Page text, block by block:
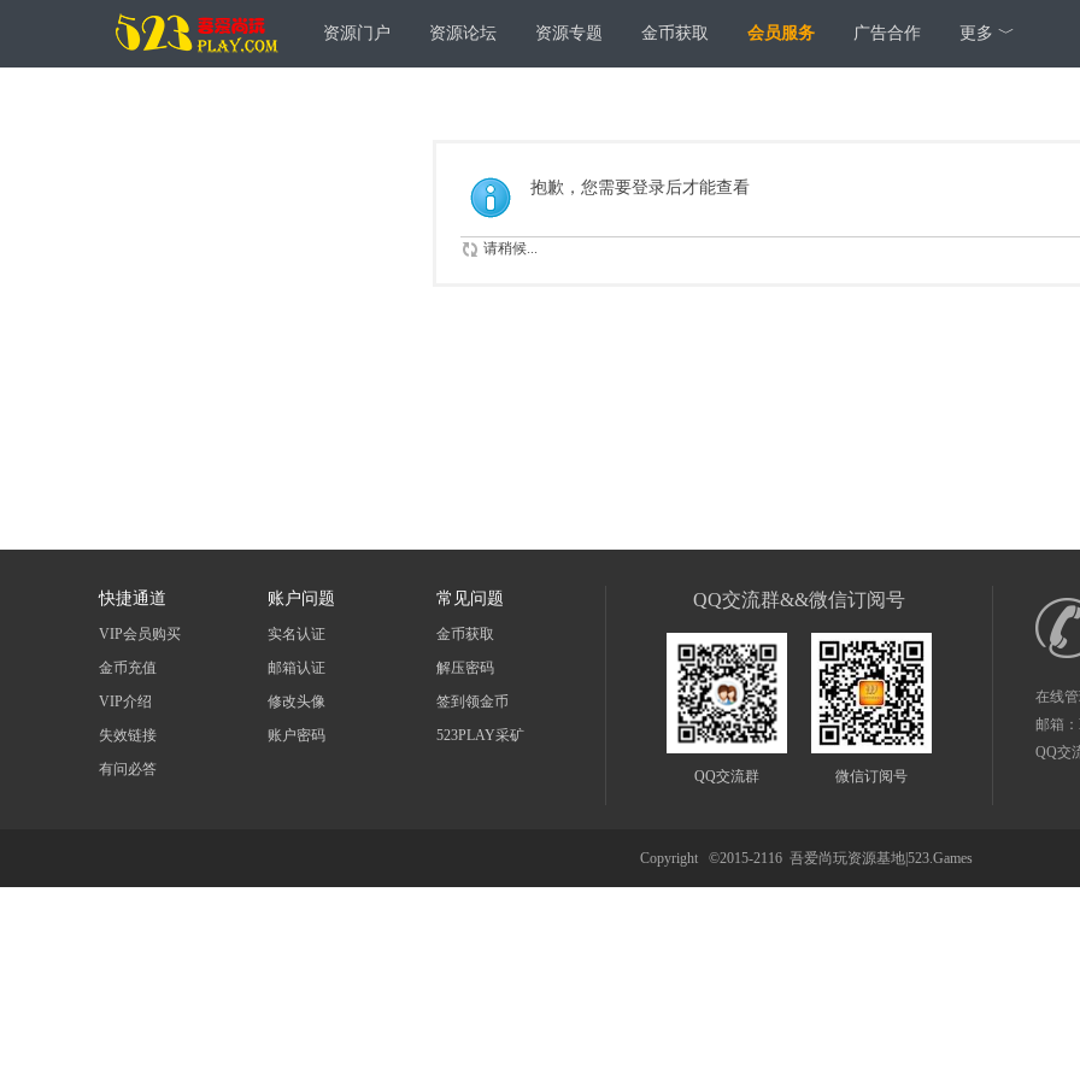
资源门户 资源论坛 资源专题 金币获取 会员服务 广告合作 更多 ﹀
抱歉，您需要登录后才能查看
请稍候...
快捷通道
VIP会员购买
金币充值
VIP介绍
失效链接
有问必答
账户问题
实名认证
邮箱认证
修改头像
账户密码
常见问题
金币获取
解压密码
签到领金币
523PLAY采矿
QQ交流群&&微信订阅号
QQ交流群 微信订阅号
在线
邮箱：
QQ交
Copyright ©2015-2116 吾爱尚玩资源基地|523.Games